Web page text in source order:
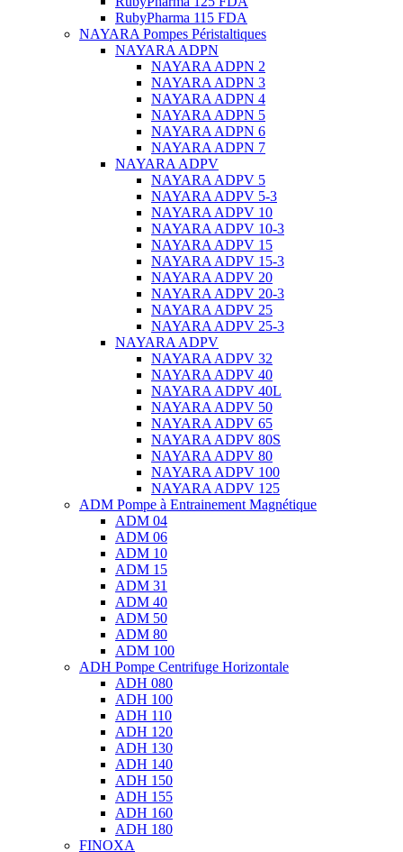
RubyPharma 115 FDA
NAYARA Pompes Péristaltiques
NAYARA ADPN
NAYARA ADPN 2
NAYARA ADPN 3
NAYARA ADPN 4
NAYARA ADPN 5
NAYARA ADPN 6
NAYARA ADPN 7
NAYARA ADPV
NAYARA ADPV 5
NAYARA ADPV 5-3
NAYARA ADPV 10
NAYARA ADPV 10-3
NAYARA ADPV 15
NAYARA ADPV 15-3
NAYARA ADPV 20
NAYARA ADPV 20-3
NAYARA ADPV 25
NAYARA ADPV 25-3
NAYARA ADPV
NAYARA ADPV 32
NAYARA ADPV 40
NAYARA ADPV 40L
NAYARA ADPV 50
NAYARA ADPV 65
NAYARA ADPV 80S
NAYARA ADPV 80
NAYARA ADPV 100
NAYARA ADPV 125
ADM Pompe à Entrainement Magnétique
ADM 04
ADM 06
ADM 10
ADM 15
ADM 31
ADM 40
ADM 50
ADM 80
ADM 100
ADH Pompe Centrifuge Horizontale
ADH 080
ADH 100
ADH 110
ADH 120
ADH 130
ADH 140
ADH 150
ADH 155
ADH 160
ADH 180
FINOXA